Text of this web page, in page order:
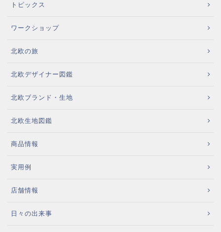
トピックス
ワークショップ
北欧の旅
北欧デザイナー図鑑
北欧ブランド・生地
北欧生地図鑑
商品情報
実用例
店舗情報
日々の出来事